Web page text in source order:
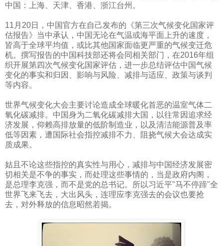
中国：上海、天津、香港、浙江台州。
11 月 20日，中国官方在自己发布的《第三次气候变化国家评
估报告》当中承认，中国无论在气温或海平面上升的速度，
皆高于全球平均值，或比其他国家面临更严重的气候变迁危
机。撰写报告的中国科技部还将会同相关部门，在2016年组
织开展第四次气候变化国家评估，进一步总结评估中国气候
变化的事实和归因、影响与风险、减排与适应、政策与谈判
等内容。
世界气候变化大会主要讨论造成全球暖化首恶的温室气体二
氧化碳减排。中国身为二氧化碳减排大国，以往常因追求经
济发展，仰赖高排放量的低阶制造业，以及清洁能源普及率
低等因素，遭国际社会指控减排不力、阻挠气候大会达成实
质成果。
姑且不论这些指控的真实性与用心，减排与中国经济发展密
切相关是不争的事实，而处理这些事情的，当是政府内阁，
是总理李克强，而不是党的总书记。所以习近平"马不停蹄"全
世界飞来飞去，大出风头，连理应李克强去的会议也要抢
去，对外释放的信息昭然若揭。